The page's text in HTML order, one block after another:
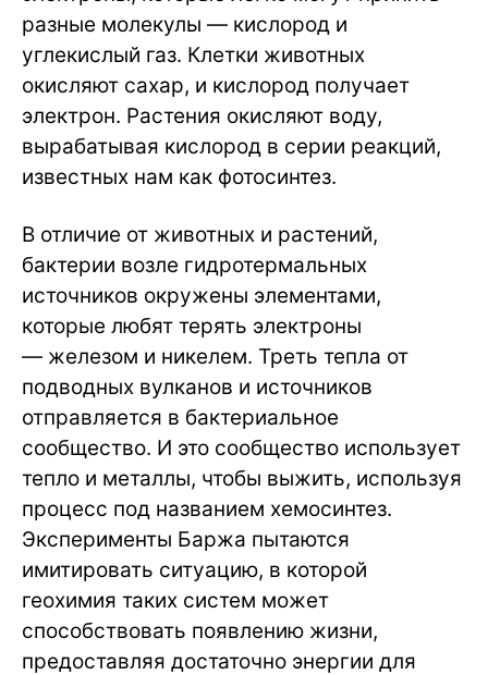
разные молекулы — кислород и
углекислый газ. Клетки животных
окисляют сахар, и кислород получает
электрон. Растения окисляют воду,
вырабатывая кислород в серии реакций,
известных нам как фотосинтез.
В отличие от животных и растений,
бактерии возле гидротермальных
источников окружены элементами,
которые любят терять электроны
— железом и никелем. Треть тепла от
подводных вулканов и источников
отправляется в бактериальное
сообщество. И это сообщество использует
тепло и металлы, чтобы выжить, используя
процесс под названием хемосинтез.
Эксперименты Баржа пытаются
имитировать ситуацию, в которой
геохимия таких систем может
способствовать появлению жизни,
предоставляя достаточно энергии для